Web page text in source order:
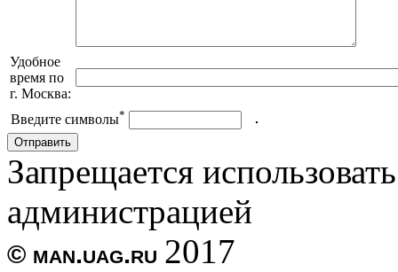
Удобное
время по
г. Москва:
Введите символы*
Запрещается
администрацией
© man.uag.ru 2017